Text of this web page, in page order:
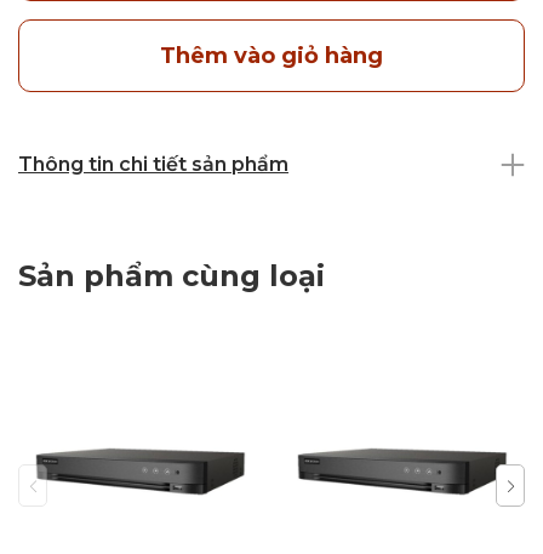
Thêm vào giỏ hàng
Thông tin chi tiết sản phẩm
Sản phẩm cùng loại